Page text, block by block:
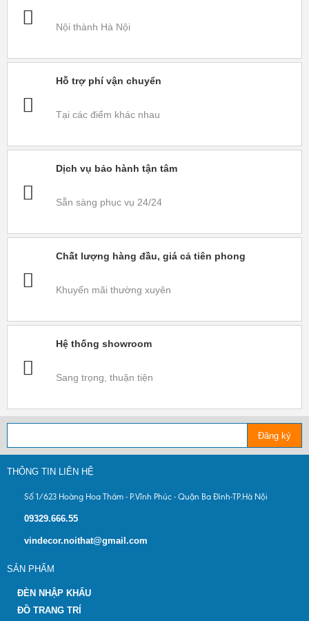
Nội thành Hà Nội
Hỗ trợ phí vận chuyển
Tại các điểm khác nhau
Dịch vụ bảo hành tận tâm
Sẵn sàng phục vụ 24/24
Chất lượng hàng đầu, giá cả tiên phong
Khuyến mãi thường xuyên
Hệ thống showroom
Sang trọng, thuận tiện
Đăng ký
THÔNG TIN LIÊN HỆ
Số 1/623 Hoàng Hoa Thám - P.Vĩnh Phúc - Quận Ba Đình-TP.Hà Nội
09329.666.55
vindecor.noithat@gmail.com
SẢN PHẨM
ĐÈN NHẬP KHẨU
ĐỒ TRANG TRÍ